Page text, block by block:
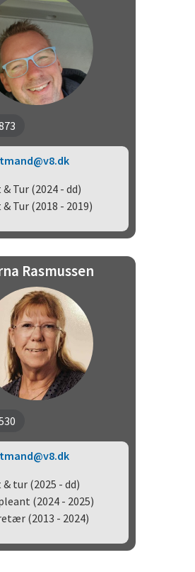
& Tur (2024 - dd)
& Tur (2018 - 2019)
Rasmussen
& tur (2025 - dd)
(2024 - 2025)
(2013 - 2024)